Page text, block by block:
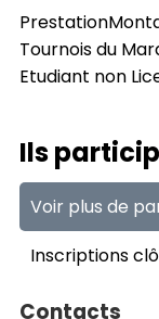
Prestation
Tournois du
Etudiant non
Ils
Voir plus de
Inscriptions
Contacts